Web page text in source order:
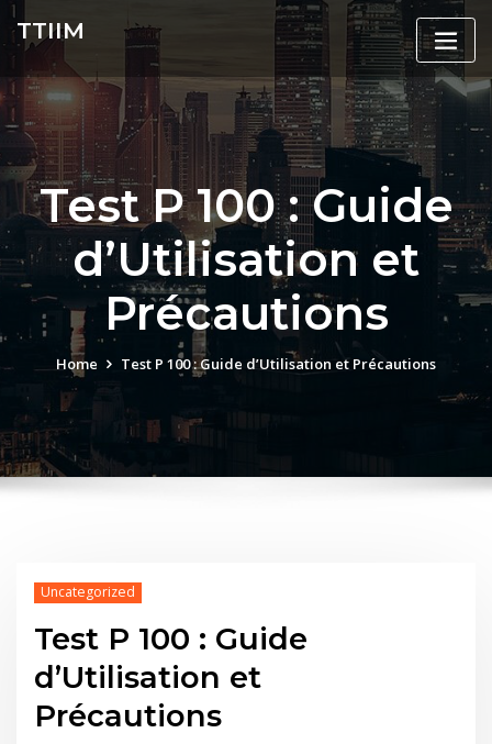
Skip
content
TTIIM
Test P 100 : Guide
d’Utilisation et
Précautions
Home Test P 100 : Guide d’Utilisation et Précautions
Uncategorized
Test P 100 : Guide
d’Utilisation et
Précautions